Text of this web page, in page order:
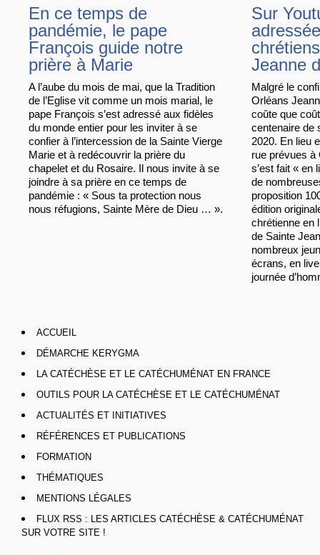
En ce temps de
pandémie, le pape
François guide notre
prière à Marie
A l’aube du mois de mai, que la Tradition
de l’Eglise vit comme un mois marial, le
pape François s’est adressé aux fidèles
du monde entier pour les inviter à se
confier à l’intercession de la Sainte Vierge
Marie et à redécouvrir la prière du
chapelet et du Rosaire. Il nous invite à se
joindre à sa prière en ce temps de
pandémie : « Sous ta protection nous
nous réfugions, Sainte Mère de Dieu … ».
Sur
Jeanne
Malgré le
Orléans
coûte que
centenaire de
2020. En lieu
rue prévues à
s’est fait « en
de
proposition
édition
chrétienne en
de Sainte
nombreux
écrans, en
journée
ACCUEIL
DÉMARCHE KERYGMA
LA CATÉCHÈSE ET LE CATÉCHUMÉNAT EN FRANCE
OUTILS POUR LA CATÉCHÈSE ET LE CATÉCHUMÉNAT
ACTUALITÉS ET INITIATIVES
RÉFÉRENCES ET PUBLICATIONS
FORMATION
THÉMATIQUES
MENTIONS LÉGALES
FLUX RSS : LES ARTICLES CATÉCHÈSE & CATÉCHUMÉNAT
SUR VOTRE SITE !